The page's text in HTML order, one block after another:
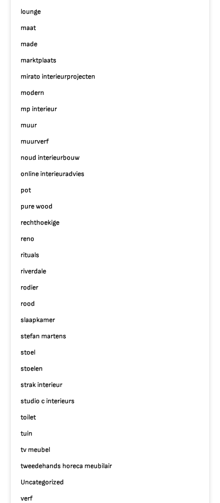
lounge
maat
made
marktplaats
mirato interieurprojecten
modern
mp interieur
muur
muurverf
noud interieurbouw
online interieuradvies
pot
pure wood
rechthoekige
reno
rituals
riverdale
rodier
rood
slaapkamer
stefan martens
stoel
stoelen
strak interieur
studio c interieurs
toilet
tuin
tv meubel
tweedehands horeca meubilair
Uncategorized
verf